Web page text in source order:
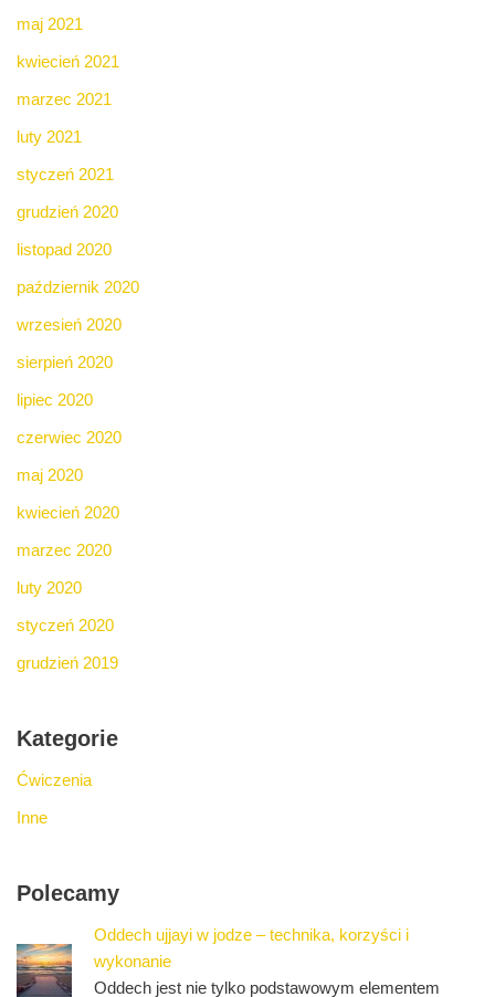
maj 2021
kwiecień 2021
marzec 2021
luty 2021
styczeń 2021
grudzień 2020
listopad 2020
październik 2020
wrzesień 2020
sierpień 2020
lipiec 2020
czerwiec 2020
maj 2020
kwiecień 2020
marzec 2020
luty 2020
styczeń 2020
grudzień 2019
Kategorie
Ćwiczenia
Inne
Polecamy
Oddech ujjayi w jodze – technika, korzyści i
wykonanie
Oddech jest nie tylko podstawowym elementem